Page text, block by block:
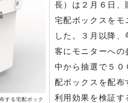
する宅配ボック
長）は２月６日、
宅配ボックスをモ
した。３月以降
客にモニターへの
中から抽選で５０
配ボックスを配布
利用効果を検証す